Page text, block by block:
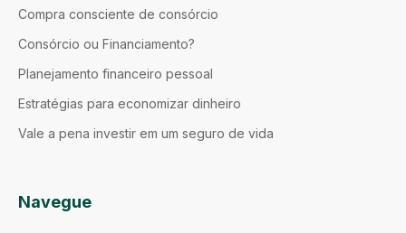
Compra consciente de consórcio
Consórcio ou Financiamento?
Planejamento financeiro pessoal
Estratégias para economizar dinheiro
Vale a pena investir em um seguro de vida
Navegue